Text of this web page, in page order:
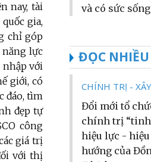
nay, tài
gia,
chỉ góp
lực
nhập với
giới, có
đáo, tìm
đẹp tự
công
giá trị
với thị
và có sức
ĐỌC
CHÍNH TRỊ -
Đổi mới tổ
chính trị
hiệu lực -
hướng của